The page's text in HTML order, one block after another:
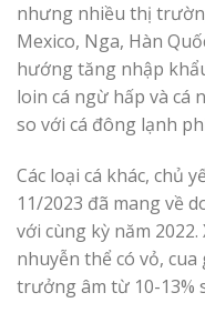
nhưng nhiều thị
Mexico, Nga, Hàn
hướng tăng nhập
loin cá ngừ hấp và cá
so với cá đông lạnh
Các loại cá khác, chủ
11/2023 đã mang về
với cùng kỳ năm
nhuyễn thể có vỏ,
trưởng âm từ 10-13%